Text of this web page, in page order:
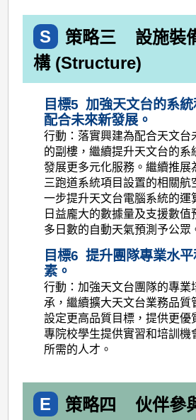
S 策略三
設施裝
構 (Structure)
目標5 加強天文台的系
配合未來新發展。
行動：落實興建為配合天文台
的副樓，繼續提升天文台的系
發展更多元化服務。繼續推展
三跑道系統項目設置的相關航
一步提升天文台電腦系統的運
日益龐大的數據量及支援數值
多日數的自動天氣預測予公眾
目標6 提升團隊專業水
素。
行動：加強天文台團隊的專業
承，繼續擴大天文台業務品質
設定更高品質目標，提供更優
專院校學生提供實習和培訓機
所需的人才。
E 策略四
伙伴參